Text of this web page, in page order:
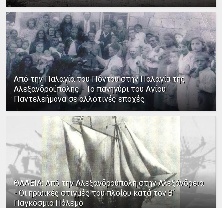
Από την Παλαγία του Πόντου στην Παλαγία της
Αλεξανδρούπολης - Το πανηγύρι του Αγίου
Παντελεήμονα σε αλλοτινές εποχές
ΘΑΛΕΙΑ: Από την Αλεξανδρούπολη στην Αλεξάνδρεια
- Οι ηρωικές στιγμές του πλοίου κατά τον Β΄
Παγκόσμιο Πόλεμο